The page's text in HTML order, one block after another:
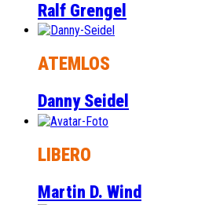
Ralf Grengel
ATEMLOS
Danny Seidel
LIBERO
Martin D. Wind